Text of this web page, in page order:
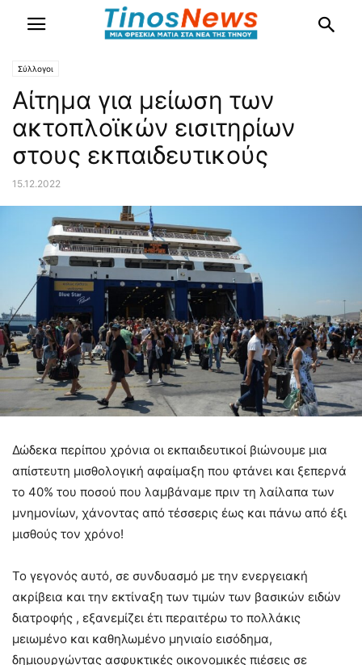
Σύλλογοι
Αίτημα για μείωση των
ακτοπλοϊκών εισιτηρίων
στους εκπαιδευτικούς
15.12.2022
Δώδεκα περίπου χρόνια οι εκπαιδευτικοί βιώνουμε μια
απίστευτη μισθολογική αφαίμαξη που φτάνει και ξεπερνά
το 40% του ποσού που λαμβάναμε πριν τη λαίλαπα των
μνημονίων, χάνοντας από τέσσερις έως και πάνω από έξι
μισθούς τον χρόνο!
Το γεγονός αυτό, σε συνδυασμό με την ενεργειακή
ακρίβεια και την εκτίναξη των τιμών των βασικών ειδών
διατροφής , εξανεμίζει έτι περαιτέρω το πολλάκις
μειωμένο και καθηλωμένο μηνιαίο εισόδημα,
δημιουργώντας ασφυκτικές οικονομικές πιέσεις σε